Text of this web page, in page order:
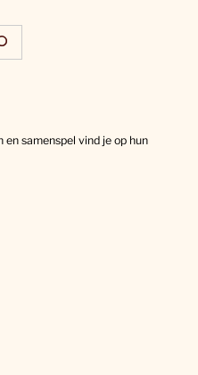
samenspel vind je op hun